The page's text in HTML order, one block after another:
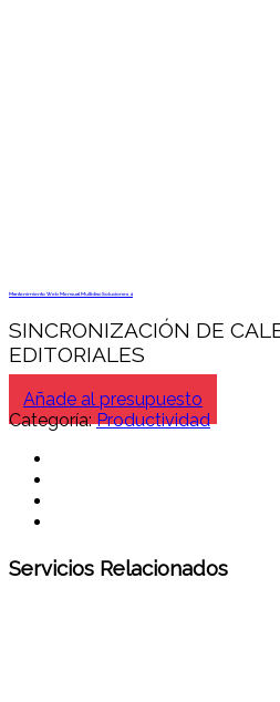
Mantenimiento Web Mensual Multidisc Soluciones 4
SINCRONIZACIÓN DE
EDITORIALES
Añade al presupuesto
Categoría:Productividad
Servicios Relacionados